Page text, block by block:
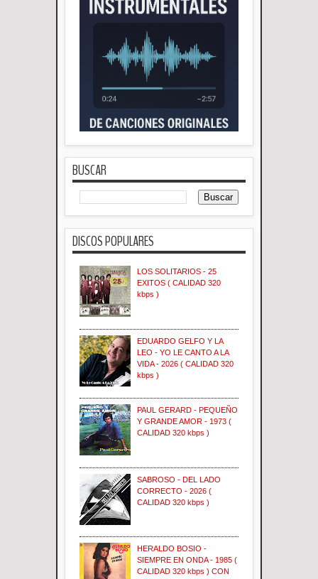
BUSCAR
DISCOS POPULARES
LOS SOLITARIOS - 25
EXITOS ( CALIDAD 320
kbps )
EDUARDO GELFO Y LA
LEO - YO LE CANTO A LA
VIDA - 2026 ( CALIDAD 320
kbps )
PAUL GERARD - PEQUEÑO
Y GRANDE AMOR - 1973 (
CALIDAD 320 kbps )
SABROSO - DEL LADO
CORRECTO - 2026 (
CALIDAD 320 kbps )
HERALDO BOSIO -
SIEMPRE EN ONDA - 1985 (
CALIDAD 320 kbps ) CON